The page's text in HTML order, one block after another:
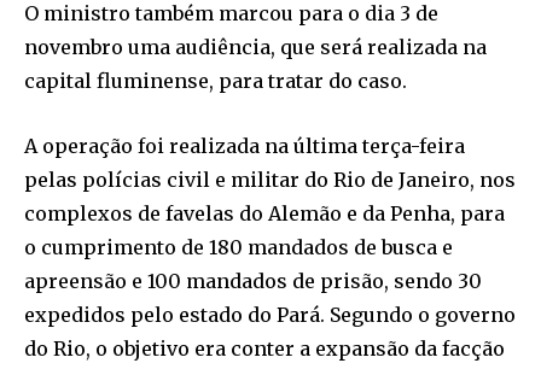
O ministro também marcou para o dia 3 de
novembro uma audiência, que será realizada na
capital fluminense, para tratar do caso.
A operação foi realizada na última terça-feira
pelas polícias civil e militar do Rio de Janeiro, nos
complexos de favelas do Alemão e da Penha, para
o cumprimento de 180 mandados de busca e
apreensão e 100 mandados de prisão, sendo 30
expedidos pelo estado do Pará. Segundo o governo
do Rio, o objetivo era conter a expansão da facção